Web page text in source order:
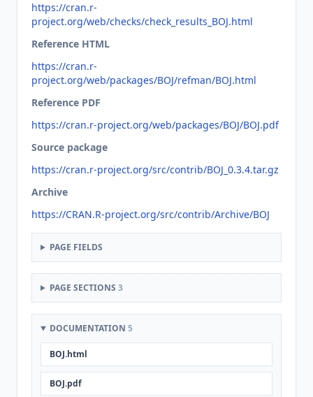
https://cran.r-
project.org/web/checks/check_results_BOJ.html
Reference HTML
https://cran.r-
project.org/web/packages/BOJ/refman/BOJ.html
Reference PDF
https://cran.r-project.org/web/packages/BOJ/BOJ.pdf
Source package
https://cran.r-project.org/src/contrib/BOJ_0.3.4.tar.gz
Archive
https://CRAN.R-project.org/src/contrib/Archive/BOJ
PAGE FIELDS
PAGE SECTIONS 3
DOCUMENTATION 5
BOJ.html
BOJ.pdf